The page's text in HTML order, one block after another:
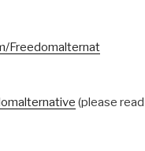
Freedomalternat
(please read